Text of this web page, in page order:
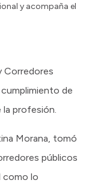
y acompaña el
Corredores
de
profesión.
Morana, tomó
públicos
como lo